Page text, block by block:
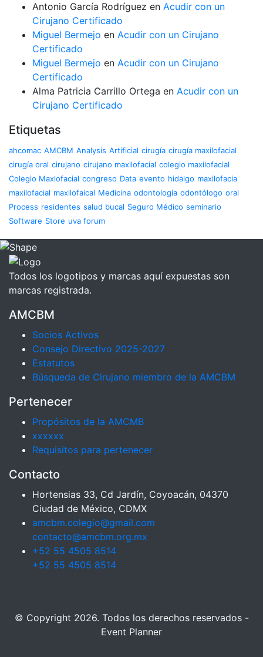
Antonio García Rodríguez en Acudir con un
Cirujano Certificado
Miguel Bermejo en Acudir con un Cirujano
Certificado
Miguel Bermejo en Acudir con un Cirujano
Certificado
Alma Patricia Carrillo Ortega en Acudir con un
Cirujano Certificado
Etiquetas
ahcomac AMCBM Analysis Artificial cirugía cirugía maxilofacial
cirugía oral cirujano cirujano maxilofacial colegio maxilofacial
Colegio Maxlofacial congreso Data evento hidalgo maxilofacia
maxilofacial maxilofaical Medicina odontología odontólogo oral
Process residentes salud bucal Seguro Médico seminario
Software Store uva forum
Todos los logotipos y marcas aquí expuestas son
marcas registrada.
AMCBM
Socios Activos
Consejo Directivo 2025-2027
Estatutos
Búsqueda de Cirujano miembro de la AMCBM
Pertenecer
Propósitos de la AMCMB
xxxxxx
Requisitos para pertenecer
Contacto
Hortensias 33, Cd Jardín, Coyoacán, 04370
Ciudad de México, CDMX
amcbm.colegio@gmail.com
contacto@amcbm.org.mx
+52 55 4505 8514
+52 55 4505 8514
© Copyright 2026. Todos los derechos reservados -
Event Planner